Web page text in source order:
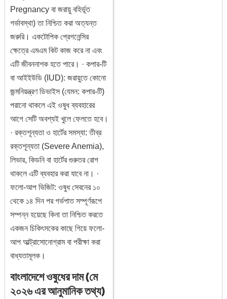
Pregnancy বা জরায়ু বহির্ভূত
গর্ভাবস্থা) তা নিশ্চিত করা অত্যন্ত
জরুরি। একটোপিক প্রেগনেন্সির
ক্ষেত্রে এমএম কিট কাজ করে না এবং
এটি জীবননাশক হতে পারে। · কপার-টি
বা আইইউডি (IUD): জরায়ুতে কোনো
জন্মনিয়ন্ত্রণ ডিভাইস (যেমন: কপার-টি)
পরানো থাকলে এই ওষুধ ব্যবহারের
আগে সেটি অবশ্যই খুলে ফেলতে হবে।
· রক্তশূন্যতা ও হার্টের সমস্যা: তীব্র
রক্তশূন্যতা (Severe Anemia),
লিভার, কিডনি বা হার্টের গুরুতর রোগ
থাকলে এটি ব্যবহার করা যাবে না। ·
ফলো-আপ ভিজিট: ওষুধ সেবনের ১০
থেকে ১৪ দিন পর গর্ভপাত সম্পূর্ণরূপে
সম্পন্ন হয়েছে কিনা তা নিশ্চিত করতে
একজন চিকিৎসকের কাছে গিয়ে ফলো-
আপ আল্ট্রাসোনোগ্রাম বা পরীক্ষা করা
বাধ্যতামূলক।
বাংলাদেশে ওষুধের দাম (মে
২০২৬ এর আনুমানিক তথ্য)